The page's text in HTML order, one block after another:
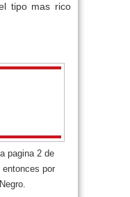
tipo mas rico
pagina 2 de
por